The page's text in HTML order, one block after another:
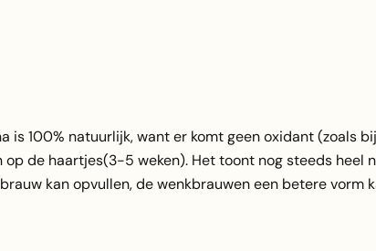
is 100% natuurlijk, want er komt geen oxidant (zoals
de haartjes(3-5 weken). Het toont nog steeds heel
kan opvullen, de wenkbrauwen een betere vorm